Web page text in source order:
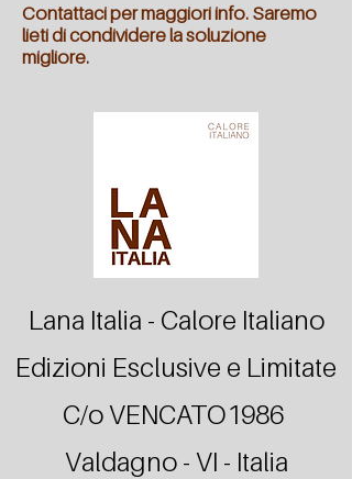
Contattaci per maggiori info. Saremo
lieti di condividere la soluzione
migliore.
Lana Italia - Calore Italiano
Edizioni Esclusive e Limitate
C/o VENCATO1986
Valdagno - VI - Italia